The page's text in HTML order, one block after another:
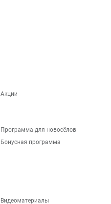
Акции
Программа для новосёлов
Бонусная программа
Видеоматериалы